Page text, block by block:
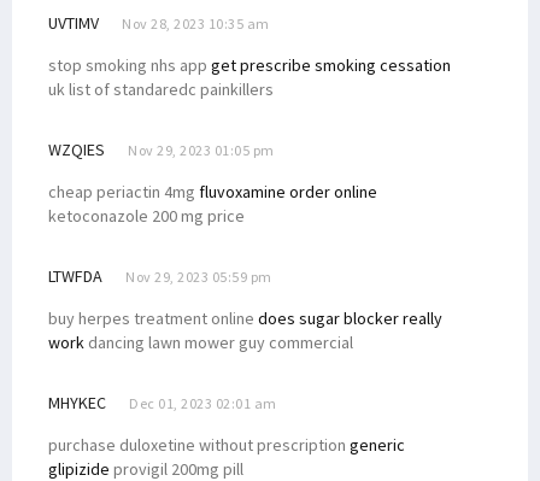
UVTIMV Nov 28, 2023 10:35 am
stop smoking nhs app get prescribe smoking cessation
uk list of standaredc painkillers
WZQIES Nov 29, 2023 01:05 pm
cheap periactin 4mg fluvoxamine order online
ketoconazole 200 mg price
LTWFDA Nov 29, 2023 05:59 pm
buy herpes treatment online does sugar blocker really
work dancing lawn mower guy commercial
MHYKEC Dec 01, 2023 02:01 am
purchase duloxetine without prescription generic
glipizide provigil 200mg pill